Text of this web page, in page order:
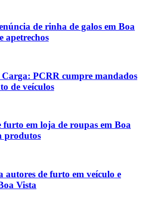
de rinha de galos em Boa
apetrechos
Carga: PCRR cumpre mandados
de veículos
furto em loja de roupas em Boa
produtos
autores de furto em veículo e
Vista